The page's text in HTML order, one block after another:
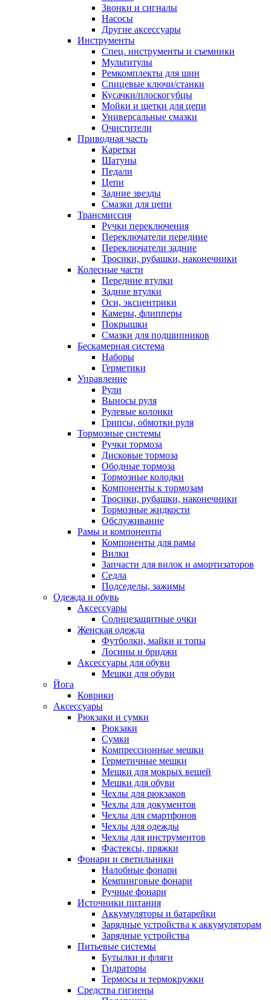
Звонки и сигналы
Насосы
Другие аксессуары
Инструменты
Спец. инструменты и съемники
Мультитулы
Ремкомплекты для шин
Спицевые ключи/станки
Кусачки/плоскогубцы
Мойки и щетки для цепи
Универсальные смазки
Очистители
Приводная часть
Каретки
Шатуны
Педали
Цепи
Задние звезды
Смазки для цепи
Трансмиссия
Ручки переключения
Переключатели передние
Переключатели задние
Тросики, рубашки, наконечники
Колесные части
Передние втулки
Задние втулки
Оси, эксцентрики
Камеры, флипперы
Покрышки
Смазки для подшипников
Бескамерная система
Наборы
Герметики
Управление
Рули
Выносы руля
Рулевые колонки
Грипсы, обмотки руля
Тормозные системы
Ручки тормоза
Дисковые тормоза
Ободные тормоза
Тормозные колодки
Компоненты к тормозам
Тросики, рубашки, наконечники
Тормозные жидкости
Обслуживание
Рамы и компоненты
Компоненты для рамы
Вилки
Запчасти для вилок и амортизаторов
Седла
Подседелы, зажимы
Одежда и обувь
Аксессуары
Солнцезащитные очки
Женская одежда
Футболки, майки и топы
Лосины и бриджи
Аксессуары для обуви
Мешки для обуви
Йога
Коврики
Аксессуары
Рюкзаки и сумки
Рюкзаки
Сумки
Компрессионные мешки
Герметичные мешки
Мешки для мокрых вещей
Мешки для обуви
Чехлы для рюкзаков
Чехлы для документов
Чехлы для смартфонов
Чехлы для одежды
Чехлы для инструментов
Фастексы, пряжки
Фонари и светильники
Налобные фонари
Кемпинговые фонари
Ручные фонари
Источники питания
Аккумуляторы и батарейки
Зарядные устройства к аккумуляторам
Зарядные устройства
Питьевые системы
Бутылки и фляги
Гидраторы
Термосы и термокружки
Средства гигиены